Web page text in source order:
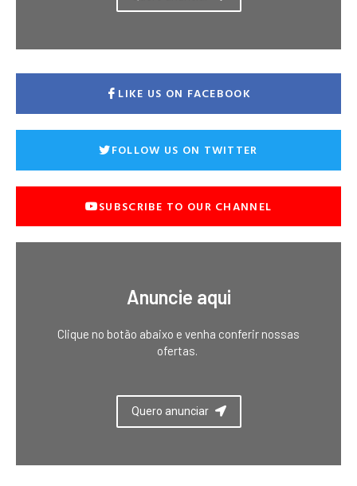
LIKE US ON FACEBOOK
FOLLOW US ON TWITTER
SUBSCRIBE TO OUR CHANNEL
Anuncie aqui
Clique no botão abaixo e venha conferir nossas
ofertas.
Quero anunciar